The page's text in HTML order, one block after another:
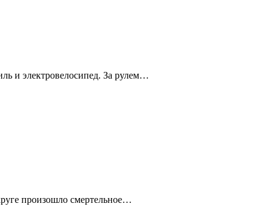
и электровелосипед. За рулем…
произошло смертельное…